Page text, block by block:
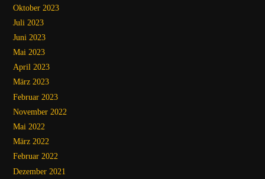
Oktober 2023
Juli 2023
Juni 2023
Mai 2023
April 2023
März 2023
Februar 2023
November 2022
Mai 2022
März 2022
Februar 2022
Dezember 2021